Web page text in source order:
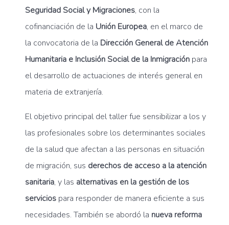
Seguridad Social y Migraciones, con la
cofinanciación de la Unión Europea, en el marco de
la convocatoria de la Dirección General de Atención
Humanitaria e Inclusión Social de la Inmigración para
el desarrollo de actuaciones de interés general en
materia de extranjería.
El objetivo principal del taller fue sensibilizar a los y
las profesionales sobre los determinantes sociales
de la salud que afectan a las personas en situación
de migración, sus derechos de acceso a la atención
sanitaria, y las alternativas en la gestión de los
servicios para responder de manera eficiente a sus
necesidades. También se abordó la nueva reforma